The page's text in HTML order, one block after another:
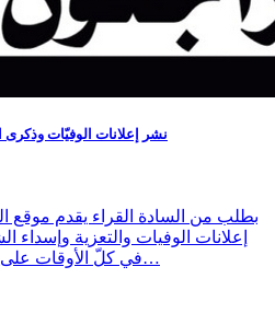
نشر إعلانات الوفيّات
بطلب من السادة القراء يقدم
إعلانات الوفيات والتعزية
في كلّ الأوقات على صفحة الموقع مرفوقا بصورة…